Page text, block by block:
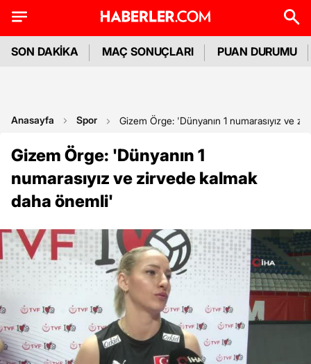
SON DAKİKA MAÇ SONUÇLARI PUAN DURUMU
Anasayfa Spor Gizem Örge: 'Dünyanın 1 numarasıyız ve
Gizem Örge: 'Dünyanın 1
numarasıyız ve zirvede kalmak
daha önemli'